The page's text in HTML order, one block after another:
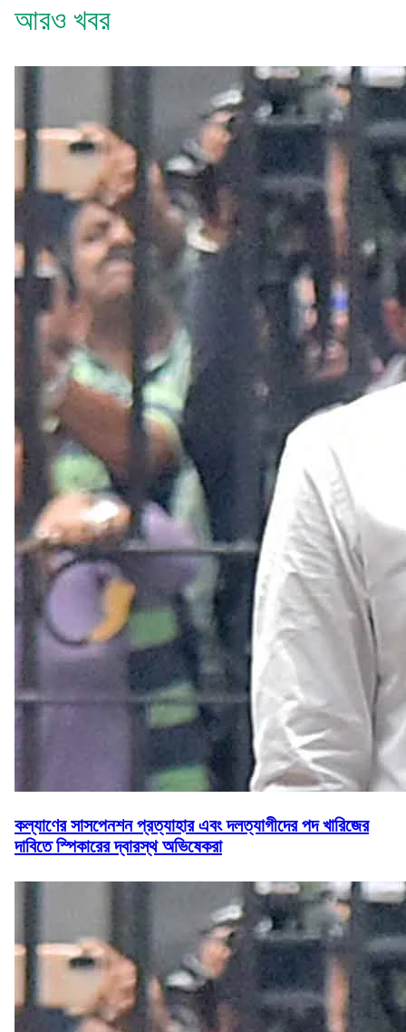
আরও খবর
কল্যাণের সাসপেনশন প্রত্যাহার এবং দলত্যাগীদের পদ খারিজের
দাবিতে স্পিকারের দ্বারস্থ অভিষেকরা